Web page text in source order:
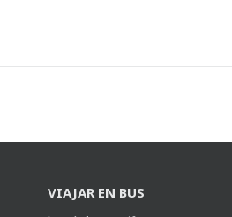
VIAJAR EN BUS